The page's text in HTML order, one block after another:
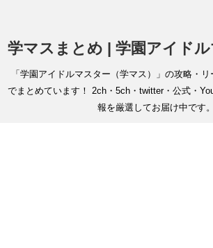
学マスまとめ | 学園アイド
「学園アイドルマスター（学マス）」の攻略・
でまとめています！ 2ch・5ch・twitter・公式・
報を厳選してお届け中です。